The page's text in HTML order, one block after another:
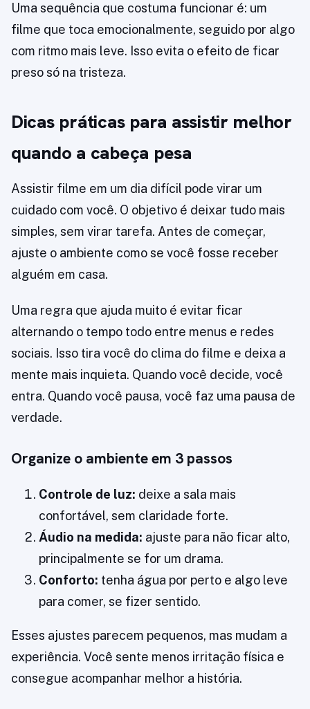
Uma sequência que costuma funcionar é: um
filme que toca emocionalmente, seguido por algo
com ritmo mais leve. Isso evita o efeito de ficar
preso só na tristeza.
Dicas práticas para assistir melhor
quando a cabeça pesa
Assistir filme em um dia difícil pode virar um
cuidado com você. O objetivo é deixar tudo mais
simples, sem virar tarefa. Antes de começar,
ajuste o ambiente como se você fosse receber
alguém em casa.
Uma regra que ajuda muito é evitar ficar
alternando o tempo todo entre menus e redes
sociais. Isso tira você do clima do filme e deixa a
mente mais inquieta. Quando você decide, você
entra. Quando você pausa, você faz uma pausa de
verdade.
Organize o ambiente em 3 passos
Controle de luz: deixe a sala mais
confortável, sem claridade forte.
Áudio na medida: ajuste para não ficar alto,
principalmente se for um drama.
Conforto: tenha água por perto e algo leve
para comer, se fizer sentido.
Esses ajustes parecem pequenos, mas mudam a
experiência. Você sente menos irritação física e
consegue acompanhar melhor a história.